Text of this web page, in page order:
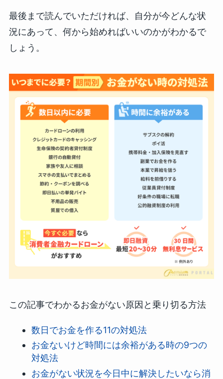
最後まで読んでいただければ、自分が今どんな状
況にあって、何から始めればいいのかがわかるで
しょう。
この記事でわかるお金がない原因と乗り切る方法
数日でお金を作る11の対処法
お金ないけど時間には余裕がある時の9つの
対処法
お金がない状況を今日中に解決したいなら消